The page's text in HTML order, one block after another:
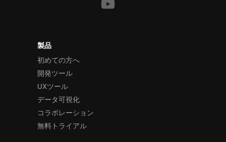
製品
初めての方へ
開発ツール
UXツール
データ可視化
コラボレーション
無料トライアル